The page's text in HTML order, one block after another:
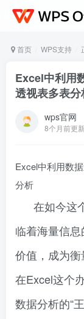
首页 WPS支持
Excel中利用
透视表多表分
wps官网
8个月前更
Excel中利用数
分析
在如今这
临着海量信
价值，成为
在Excel这个
数据分析的“